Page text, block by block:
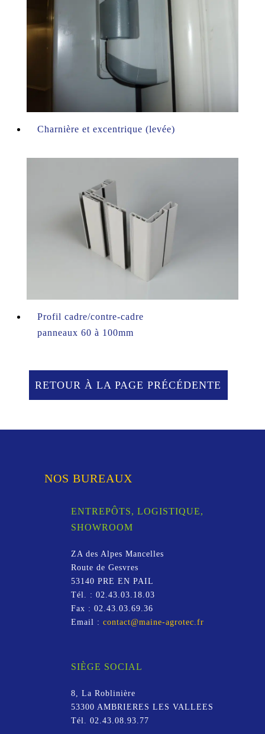
Charnière et excentrique (levée)
Profil cadre/contre-cadre
panneaux 60 à 100mm
RETOUR À LA PAGE PRÉCÉDENTE
NOS BUREAUX
ENTREPÔTS, LOGISTIQUE,
SHOWROOM
ZA des Alpes Mancelles
Route de Gesvres
53140 PRE EN PAIL
Tél. : 02.43.03.18.03
Fax : 02.43.03.69.36
Email : contact@maine-agrotec.fr
SIÈGE SOCIAL
8, La Roblinière
53300 AMBRIERES LES VALLEES
Tél. 02.43.08.93.77